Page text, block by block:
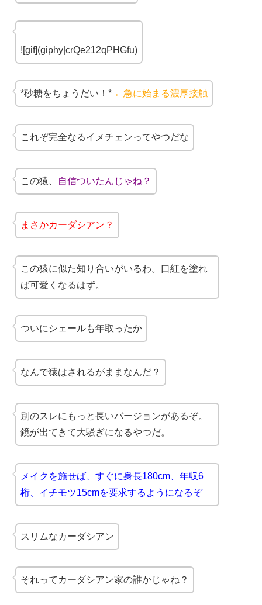
![gif](giphy|crQe212qPHGfu)
*砂糖をちょうだい！* ←急に始まる濃厚接触
これぞ完全なるイメチェンってやつだな
この猿、 自信ついたんじゃね？
まさかカーダシアン？
この猿に似た知り合いがいるわ。口紅を塗れ
ば可愛くなるはず。
ついにシェールも年取ったか
なんで猿はされるがままなんだ？
別のスレにもっと長いバージョンがあるぞ。
鏡が出てきて大騒ぎになるやつだ。
メイクを施せば、すぐに身長180cm、年収6
桁、イチモツ15cmを要求するようになるぞ
スリムなカーダシアン
それってカーダシアン家の誰かじゃね？